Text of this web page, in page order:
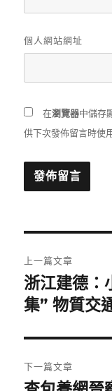
個人網站網址
在瀏覽器中儲存
供下次發佈留言時使
章
導
覽
上一篇文章
上
一
文
章:
浙江建德：
集” 物質交
下一篇文章
下